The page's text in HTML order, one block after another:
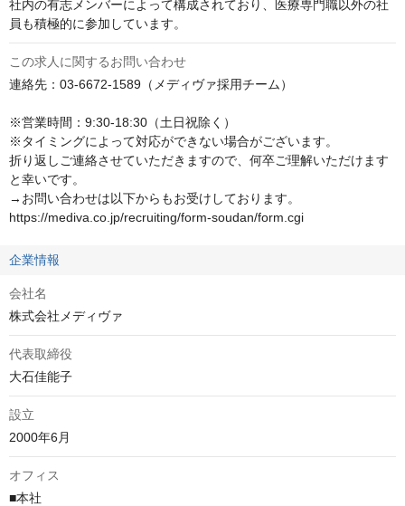
社内の有志メンバーによって構成されており、医療専門職以外の社
員も積極的に参加しています。
この求人に関するお問い合わせ
連絡先：03-6672-1589（メディヴァ採用チーム）
※営業時間：9:30-18:30（土日祝除く）
※タイミングによって対応ができない場合がございます。
折り返しご連絡させていただきますので、何卒ご理解いただけます
と幸いです。
→お問い合わせは以下からもお受けしております。
https://mediva.co.jp/recruiting/form-soudan/form.cgi
企業情報
会社名
株式会社メディヴァ
代表取締役
大石佳能子
設立
2000年6月
オフィス
■本社